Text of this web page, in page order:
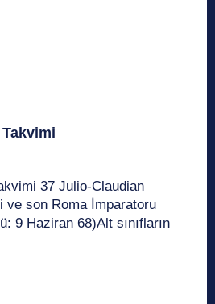
Takvimi
Claudian
ve son Roma İmparatoru
9 Haziran 68)Alt sınıfların